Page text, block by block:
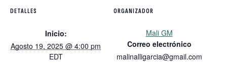
DETALLES
Inicio:
Agosto 19, 2025 @ 4:00 pm
EDT
ORGANIZADOR
Mali GM
Correo electrónico
malinalligarcia@gmail.com